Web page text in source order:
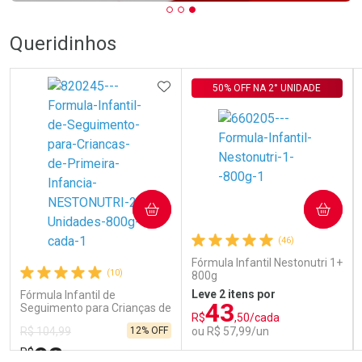
Queridinhos
(10)
Fórmula Infantil de
Seguimento para Crianças de
Primeira Infância Nestonutri
2 Unidades de 800g cada
R$ 104,99
R$
12% OFF
ADICIONAR AOS FAVORITOS
COMPRAR
(46)
Fórmula Infantil Nestonutri 1+
800g
50% OFF NA 2° UNIDADE
Leve 2 itens por
R$43,50/cada
ou R$ 57,99/un
COMPRAR